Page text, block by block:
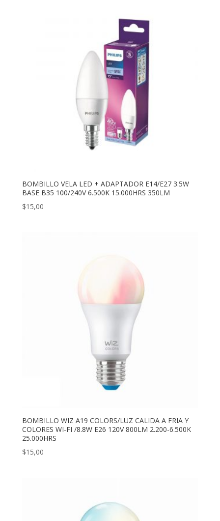
BOMBILLO VELA LED + ADAPTADOR E14/E27 3.5W
BASE B35 100/240V 6.500K 15.000HRS 350LM
$15,00
BOMBILLO WIZ A19 COLORS/LUZ CALIDA A FRIA Y
COLORES WI-FI /8.8W E26 120V 800LM 2.200-6.500K
25.000HRS
$15,00